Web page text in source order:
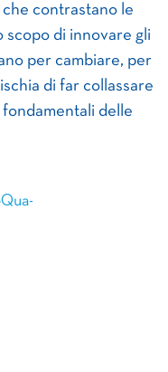
che contrastano le
scopo di innovare gli
per cambiare, per
di far collassare
delle